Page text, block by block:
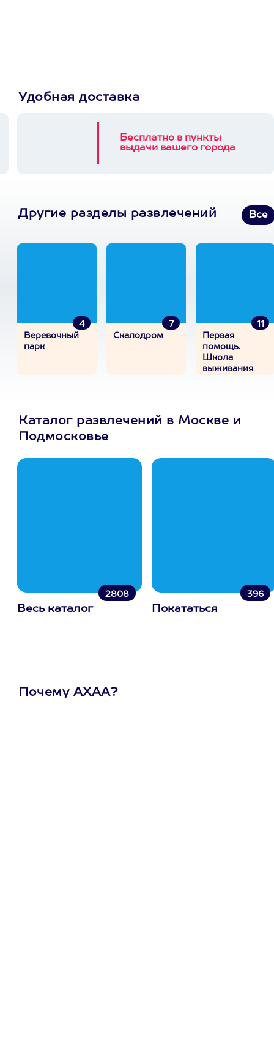
Удобная доставка
Бесплатно в пункты
выдачи вашего города
Другие разделы развлечений Все
4
Веревочный
парк
7
Скалодром
11
Первая
помощь.
Школа
выживания
Каталог развлечений в Москве и
Подмосковье
2808
Весь каталог
396
Покататься
Почему АХАА?